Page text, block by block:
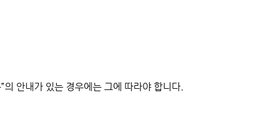
안내가 있는 경우에는 그에 따라야 합니다.